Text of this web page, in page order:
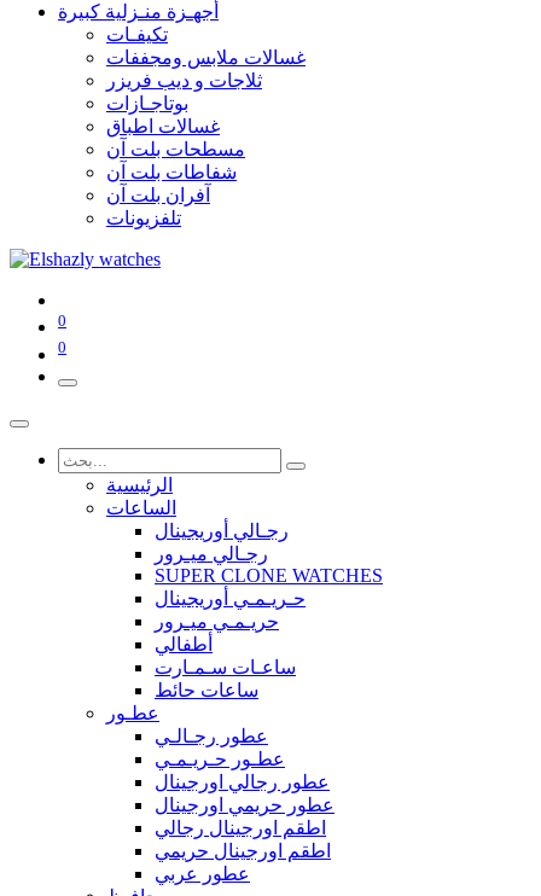
أجهـزة منـزلية كبيرة
تكيفـات
غسالات ملابس ومجففات
ثلاجات و ديب فريزر
بوتاجـازات
غسالات اطباق
مسطحات بلت آن
شفاطات بلت آن
آفران بلت آن
تلفزيونات
0
0
الرئيسية
الساعات
رجـالي أوريجينال
رجـالي ميـرور
SUPER CLONE WATCHES
حـريـمـي أوريجينال
حريـمـي ميـرور
أطفالي
ساعـات سـمـارت
ساعات حائط
عطـور
عطور رجـالـي
عطـور حـريـمـي
عطور رجالي اورجينال
عطور حريمي اورجينال
اطقم اورجينال رجالي
اطقم اورجينال حريمي
عطور عربي